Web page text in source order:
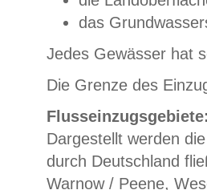
das
Jedes Gewässer hat
Die Grenze des
Dargestellt werden
durch Deutschland
Warnow / Peene,